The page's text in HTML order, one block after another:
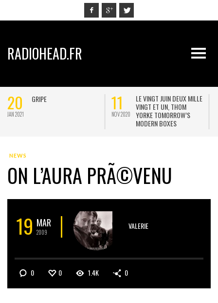
RADIOHEAD.FR
20
JAN 2021
GRIPE 11
NOV 2020
LE VINGT JUIN DEUX MILLE
VINGT ET UN, THOM
YORKE TOMORROW’S
MODERN BOXES
NEWS
ON L’AURA PRÃ©VENU
19 MAR
2009
VALERIE
0 0 1.4K 0